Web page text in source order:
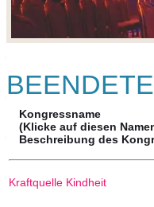
Kongressname
(Klicke auf diesen
Beschreibung des
Kraftquelle Kindheit